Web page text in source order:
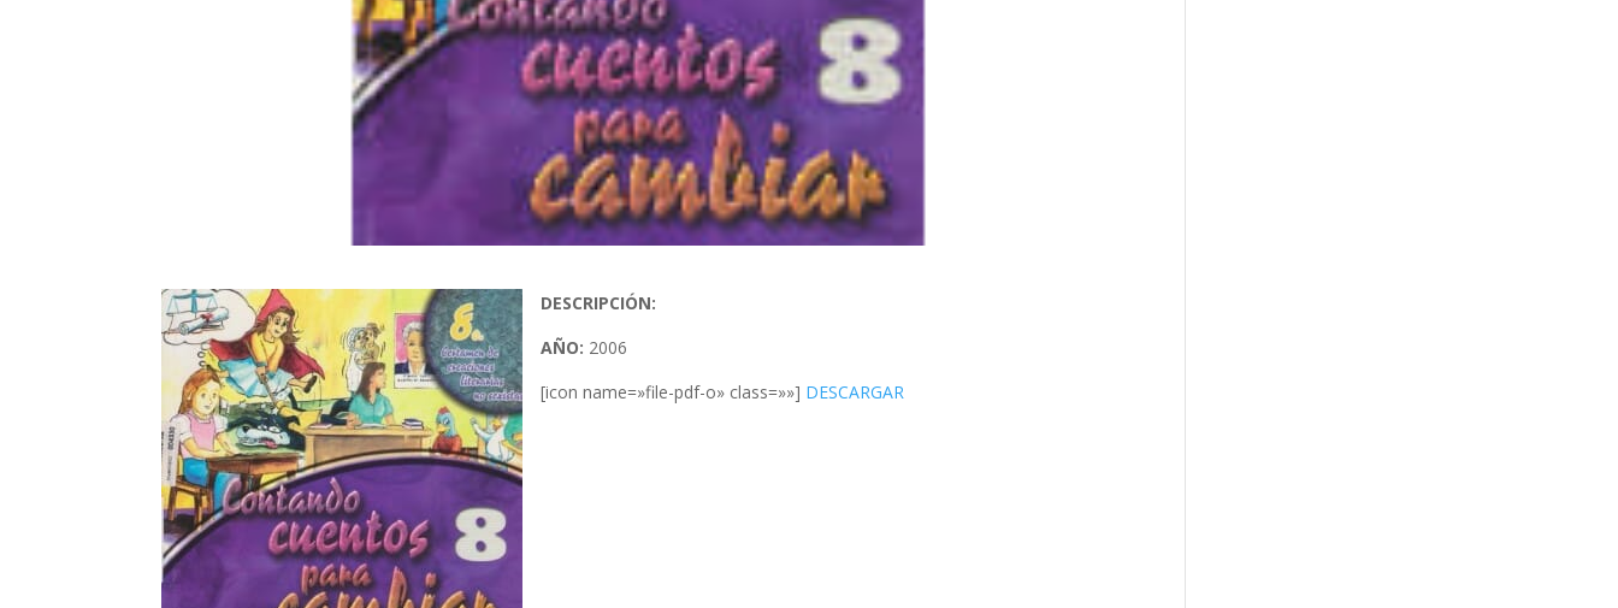
DESCRIPCIÓN:
AÑO: 2006
[icon name=»file-pdf-o» class=»»] DESCARGAR